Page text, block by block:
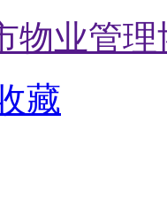
物业管理
藏